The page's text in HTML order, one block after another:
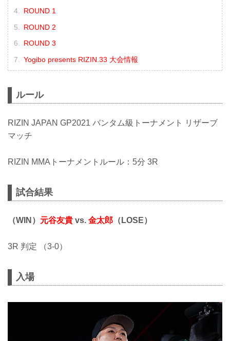
ROUND 1
ROUND 2
ROUND 3
Yogibo presents RIZIN.33 大会情報
ルール
RIZIN JAPAN GP2021 バンタム級トーナメント リザーブ
マッチ
RIZIN MMAトーナメントルール：5分 3R
試合結果
（WIN） 元谷友貴 vs. 金太郎 （LOSE）
3R 判定 （3-0）
入場